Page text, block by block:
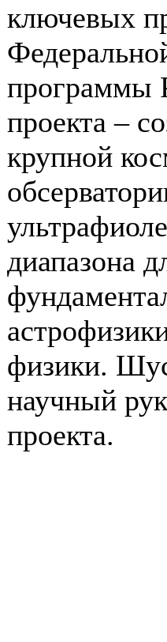
ключевых
программы
проекта –
крупной
диапазона
физики.
научный
проекта.